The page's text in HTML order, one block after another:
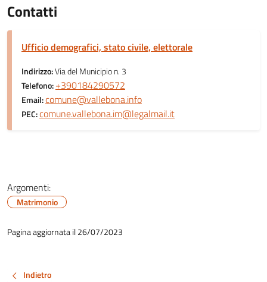
Contatti
Ufficio demografici, stato civile, elettorale
Indirizzo:Via del Municipio n. 3
Telefono:+390184290572
Email:comune@vallebona.info
PEC:comune.vallebona.im@legalmail.it
Argomenti:
Matrimonio
Pagina aggiornata il 26/07/2023
Indietro